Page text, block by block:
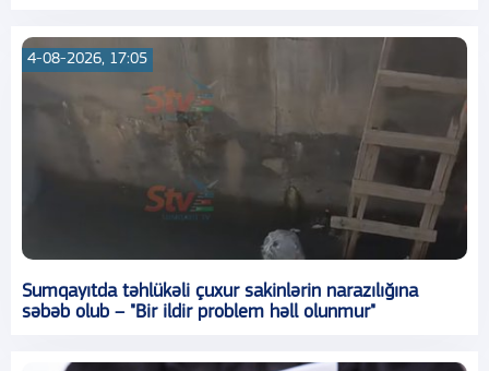
4-08-2026, 17:05
Sumqayıtda təhlükəli çuxur sakinlərin narazılığına
səbəb olub – "Bir ildir problem həll olunmur"